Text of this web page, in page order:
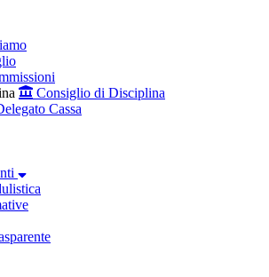
Consiglio di Disciplina
Cassa